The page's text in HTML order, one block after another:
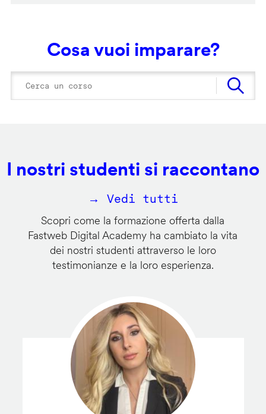
Cosa vuoi imparare?
I nostri studenti si raccontano
→ Vedi tutti
Scopri come la formazione offerta dalla
Fastweb Digital Academy ha cambiato la vita
dei nostri studenti attraverso le loro
testimonianze e la loro esperienza.